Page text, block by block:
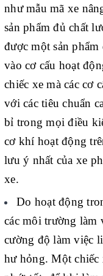
như mẫu mã xe
sản phẩm đủ chất
được một sản
vào cơ cấu hoạt
chiếc xe mà các cơ
với các tiêu chuẩn
bỉ trong mọi điều
cơ khí hoạt động
lưu ý nhất của xe
xe.
Do hoạt động
các môi trường làm
cường độ làm việc
hư hỏng. Một chiếc